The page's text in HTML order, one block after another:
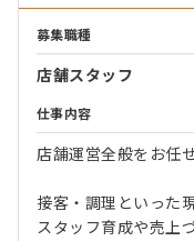
募集職種
店舗スタッフ
仕事内容
店舗運営全般をお任
接客・調理といった
スタッフ育成や売上